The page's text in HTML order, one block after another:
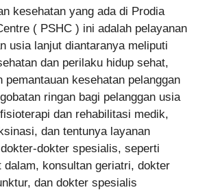
kesehatan yang ada di Prodia
( PSHC ) ini adalah pelayanan
usia lanjut diantaranya meliputi
dan perilaku hidup sehat,
pemantauan kesehatan pelanggan
ringan bagi pelanggan usia
dan rehabilitasi medik,
dan tentunya layanan
dokter spesialis, seperti
dalam, konsultan geriatri, dokter
dan dokter spesialis